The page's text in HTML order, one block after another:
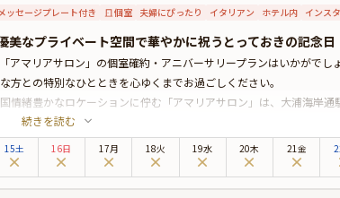
ッセージプレート付き 個室 夫婦にぴったり イタリアン ホテル内 インス
なプライベート空間で華やかに祝うとっておきの記念日
アマリアサロン」の個室確約・アニバーサリープランはいかがでし
との特別なひとときを心ゆくまでお過ごしください。
情緒豊かなロケーションに佇む「アマリアサロン」は、大浦海岸通
。開放感のある、居心地の良い店内は大切な方との特別な記念日に
食事をお楽しみいただけます。
イタリアンコース。四季折々の地元食材が織りなす、目にも美し
シーンを華やかに彩る乾杯用ドリンクと、メッセージを添えたデ
続きを読む
15土 16日 17月 18火 19水 20木 21金